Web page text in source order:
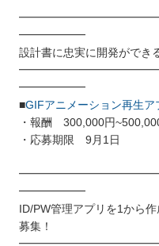
━━━━━━
設計書に忠実に開発ができ
━━━━━━
■GIFアニメーション再生ア
・報酬 300,000円
・応募期限 9月1日
━━━━━━
ID/PW管理アプリを1から
募集！